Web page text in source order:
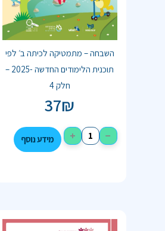
השבחה – מתמטיקה לכיתה ב׳ לפי
תוכנית הלימודים החדשה -2025 –
חלק 4
37₪
−
+ מידע נוסף